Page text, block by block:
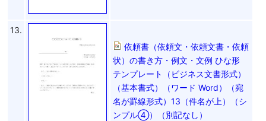
13.
依頼書（依頼文・依頼文書・依頼
状）の書き方・例文・文例 ひな形
テンプレート（ビジネス文書形式）
（基本書式）（ワード Word）（宛
名が罫線形式）13（件名が上）（シ
ンプル④）（別記なし）